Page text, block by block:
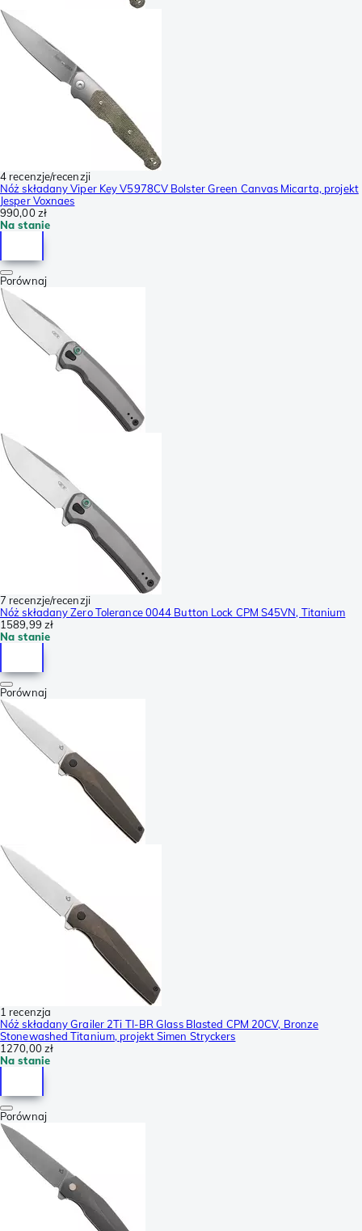
4 recenzje/recenzji
Nóż składany Viper Key V5978CV Bolster Green Canvas Micarta, projekt
Jesper Voxnaes
990,00 zł
Na stanie
Porównaj
7 recenzje/recenzji
Nóż składany Zero Tolerance 0044 Button Lock CPM S45VN, Titanium
1589,99 zł
Na stanie
Porównaj
1 recenzja
Nóż składany Grailer 2Ti TI-BR Glass Blasted CPM 20CV, Bronze
Stonewashed Titanium, projekt Simen Stryckers
1270,00 zł
Na stanie
Porównaj